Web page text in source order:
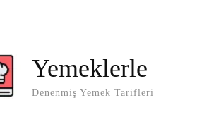
Yemeklerle
Denenmiş Yemek Tarifleri